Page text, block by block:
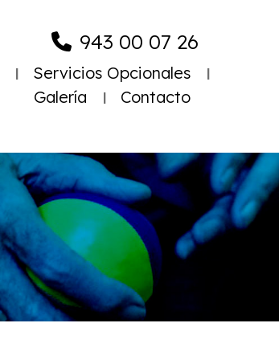
943 00 07 26
Servicios Opcionales
Galería
Contacto